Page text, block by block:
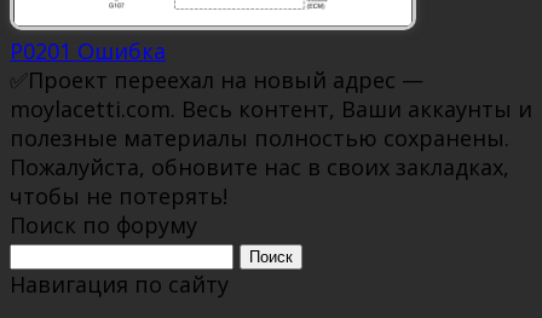
P0201 Ошибка
✅Проект переехал на новый адрес —
moylacetti.com. Весь контент, Ваши аккаунты и
полезные материалы полностью сохранены.
Пожалуйста, обновите нас в своих закладках,
чтобы не потерять!
Поиск по форуму
Поиск:
Навигация по сайту